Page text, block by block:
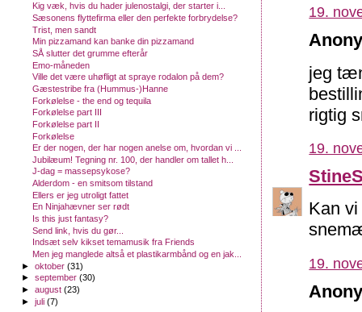
19.
jeg
rigtig
19.
Kan
19.
Kig væk, hvis du hader julenostalgi, der starter i...
Sæsonens flyttefirma eller den perfekte forbrydelse?
Trist, men sandt
Min pizzamand kan banke din pizzamand
SÅ slutter det grumme efterår
Emo-måneden
Ville det være uhøfligt at spraye rodalon på dem?
Gæstestribe fra (Hummus-)Hanne
Forkølelse - the end og tequila
Forkølelse part III
Forkølelse part II
Forkølelse
Er der nogen, der har nogen anelse om, hvordan vi ...
Jubilæum! Tegning nr. 100, der handler om tallet h...
J-dag = massepsykose?
Alderdom - en smitsom tilstand
Ellers er jeg utroligt fattet
En Ninjahævner ser rødt
Is this just fantasy?
Send link, hvis du gør...
Indsæt selv kikset temamusik fra Friends
Men jeg manglede altså et plastikarmbånd og en jak...
►oktober(31)
►september(30)
►august(23)
►juli(7)